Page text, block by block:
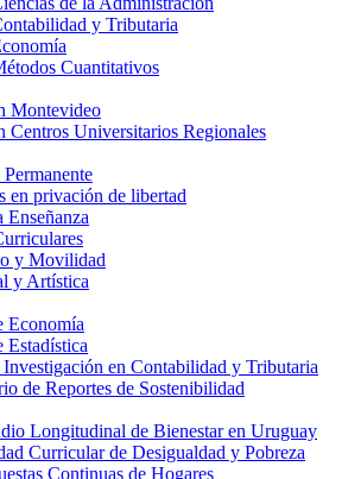
y Tributaria
Cuantitativos
Montevideo
Centros Universitarios Regionales
en privación de libertad
y Movilidad
y Artística
Economía
Estadística
en Contabilidad y Tributaria
de Reportes de Sostenibilidad
Longitudinal de Bienestar en Uruguay
Curricular de Desigualdad y Pobreza
Continuas de Hogares